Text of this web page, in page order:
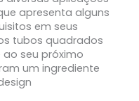
apresenta alguns
em seus
tubos quadrados
seu próximo
um ingrediente